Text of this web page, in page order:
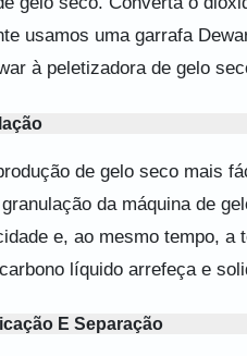
usamos uma garrafa
à peletizadora de gelo
de gelo seco mais
da máquina de
e, ao mesmo tempo, a
líquido arrefeça e
E Separação